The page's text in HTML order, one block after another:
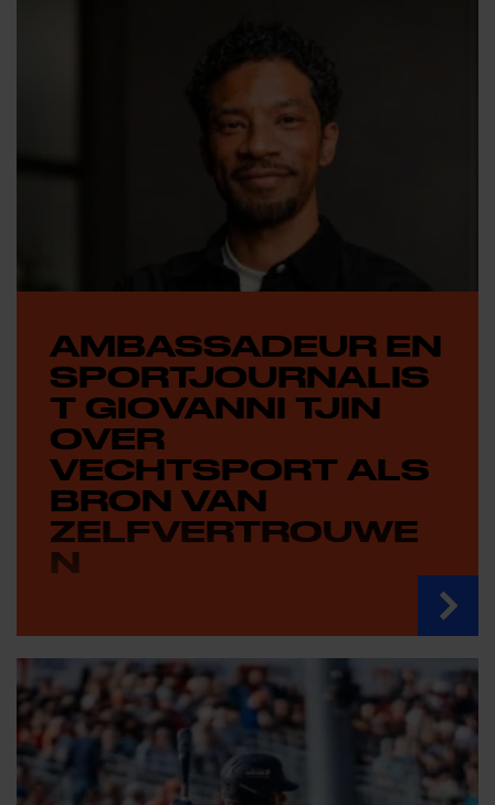
AMBASSADEUR EN
SPORTJOURNALIS
T GIOVANNI TJIN
OVER
VECHTSPORT ALS
BRON VAN
ZELFVERTROUWE
N